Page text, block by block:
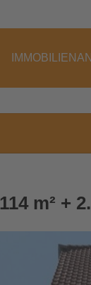
m² +